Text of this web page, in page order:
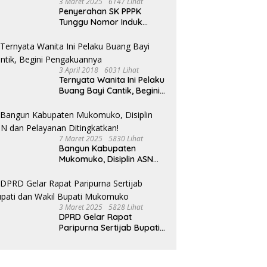
I Mukomuko Saling
Kemampuan!
Penyerahan SK PPPK
Tunggu Nomor Induk
3 April 2018 6031 Lihat
Ternyata Wanita Ini Pelaku
Buang Bayi Cantik, Begini
7 Maret 2025 5830 Lihat
Bangun Kabupaten
Mukomuko, Disiplin ASN
Ditingkatkan!
3 Maret 2025 5828 Lihat
DPRD Gelar Rapat
Paripurna Sertijab Bupati